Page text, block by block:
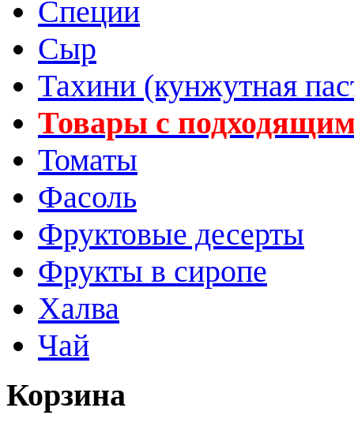
Специи
Сыр
Тахини (кунжутная
Товары с
Томаты
Фасоль
Фруктовые десерты
Фрукты в сиропе
Халва
Чай
Корзина